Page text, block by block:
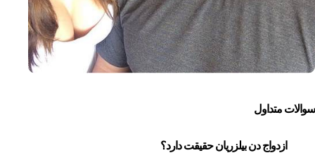
سوالات متداول
ازدواج دن بیلزریان حقیقت دارد؟